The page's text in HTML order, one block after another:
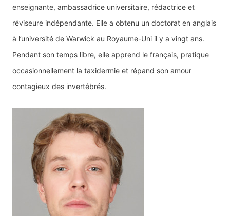
enseignante, ambassadrice universitaire, rédactrice et
réviseure indépendante. Elle a obtenu un doctorat en anglais
à l’université de Warwick au Royaume-Uni il y a vingt ans.
Pendant son temps libre, elle apprend le français, pratique
occasionnellement la taxidermie et répand son amour
contagieux des invertébrés.